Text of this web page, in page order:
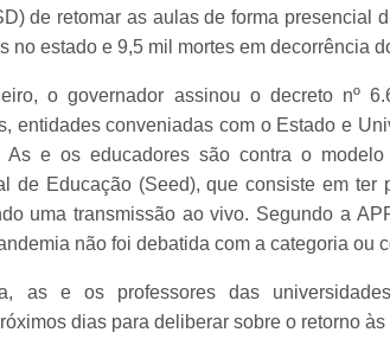
de retomar as aulas de forma presencial
no estado e 9,5 mil mortes em decorrência
o governador assinou o decreto nº
entidades conveniadas com o Estado e
As e os educadores são contra o
de Educação (Seed), que consiste em
uma transmissão ao vivo. Segundo a
não foi debatida com a categoria ou
as e os professores das
dias para deliberar sobre o retorno